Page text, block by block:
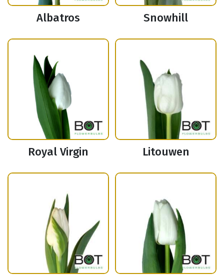
Albatros Snowhill
Royal Virgin Litouwen